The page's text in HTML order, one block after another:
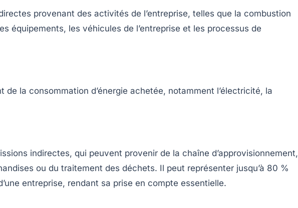
provenant des activités de l’entreprise, telles que la combustion
équipements, les véhicules de l’entreprise et les processus de
de la consommation d’énergie achetée, notamment l’électricité, la
indirectes, qui peuvent provenir de la chaîne d’approvisionnement,
ou du traitement des déchets. Il peut représenter jusqu’à 80 %
entreprise, rendant sa prise en compte essentielle.